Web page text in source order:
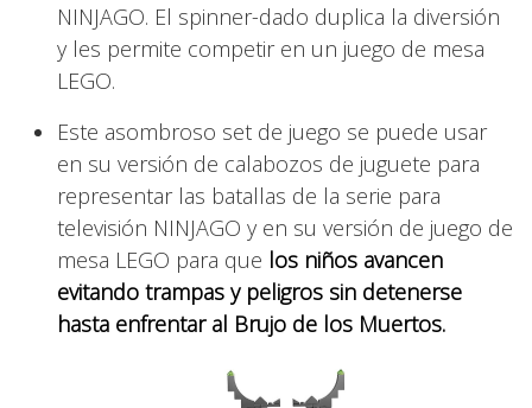
NINJAGO. El spinner-dado duplica la diversión
y les permite competir en un juego de mesa
LEGO.
Este asombroso set de juego se puede usar
en su versión de calabozos de juguete para
representar las batallas de la serie para
televisión NINJAGO y en su versión de juego de
mesa LEGO para que los niños avancen
evitando trampas y peligros sin detenerse
hasta enfrentar al Brujo de los Muertos.